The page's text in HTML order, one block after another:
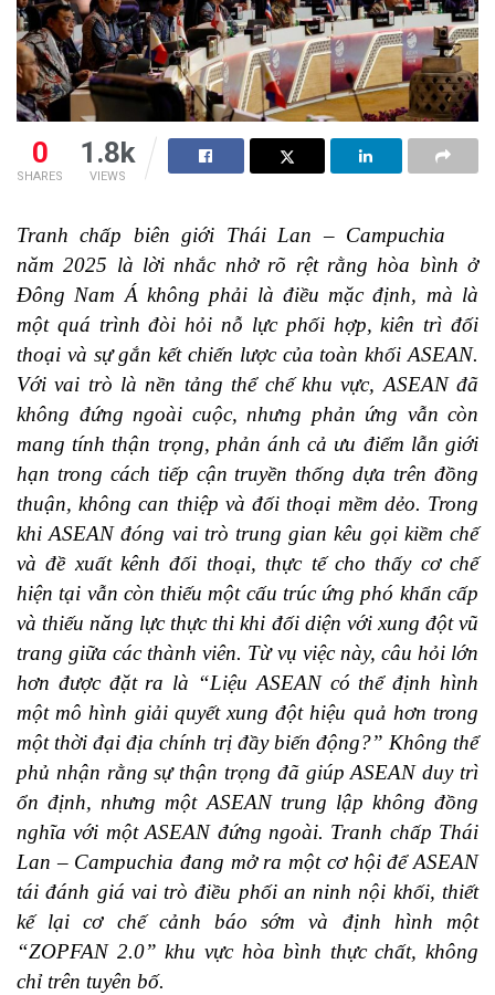
0
SHARES
1.8k
VIEWS
Tranh chấp biên giới Thái Lan – Campuchia
năm 2025 là lời nhắc nhở rõ rệt rằng hòa bình ở
Đông Nam Á không phải là điều mặc định, mà là
một quá trình đòi hỏi nỗ lực phối hợp, kiên trì đối
thoại và sự gắn kết chiến lược của toàn khối ASEAN.
Với vai trò là nền tảng thể chế khu vực, ASEAN đã
không đứng ngoài cuộc, nhưng phản ứng vẫn còn
mang tính thận trọng, phản ánh cả ưu điểm lẫn giới
hạn trong cách tiếp cận truyền thống dựa trên đồng
thuận, không can thiệp và đối thoại mềm dẻo. Trong
khi ASEAN đóng vai trò trung gian kêu gọi kiềm chế
và đề xuất kênh đối thoại, thực tế cho thấy cơ chế
hiện tại vẫn còn thiếu một cấu trúc ứng phó khẩn cấp
và thiếu năng lực thực thi khi đối diện với xung đột vũ
trang giữa các thành viên. Từ vụ việc này, câu hỏi lớn
hơn được đặt ra là “Liệu ASEAN có thể định hình
một mô hình giải quyết xung đột hiệu quả hơn trong
một thời đại địa chính trị đầy biến động?” Không thể
phủ nhận rằng sự thận trọng đã giúp ASEAN duy trì
ổn định, nhưng một ASEAN trung lập không đồng
nghĩa với một ASEAN đứng ngoài. Tranh chấp Thái
Lan – Campuchia đang mở ra một cơ hội để ASEAN
tái đánh giá vai trò điều phối an ninh nội khối, thiết
kế lại cơ chế cảnh báo sớm và định hình một
“ZOPFAN 2.0” khu vực hòa bình thực chất, không
chỉ trên tuyên bố.